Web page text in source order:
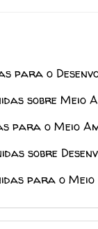
para o
sobre Meio
para o Meio
sobre
para o Meio